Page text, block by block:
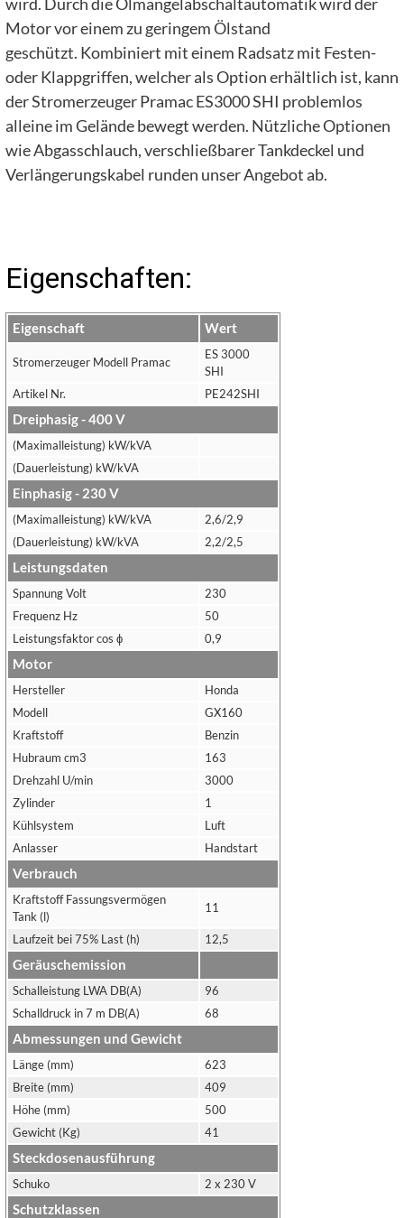
Motor vor einem zu geringem Ölstand
geschützt. Kombiniert mit einem Radsatz mit Festen-
oder Klappgriffen, welcher als Option erhältlich ist, kann
der Stromerzeuger Pramac ES3000 SHI problemlos
alleine im Gelände bewegt werden. Nützliche Optionen
wie Abgasschlauch, verschließbarer Tankdeckel und
Verlängerungskabel runden unser Angebot ab.
Eigenschaften:
Eigenschaft Wert
Stromerzeuger Modell Pramac
ES 3000
SHI
Artikel Nr.
PE242SHI
Dreiphasig - 400 V
(Maximalleistung) kW/kVA
(Dauerleistung) kW/kVA
Einphasig - 230 V
(Maximalleistung) kW/kVA
2,6/2,9
(Dauerleistung) kW/kVA
2,2/2,5
Leistungsdaten
Spannung Volt
230
Frequenz Hz
50
Leistungsfaktor cos ϕ
0,9
Motor
Hersteller
Honda
Modell
GX160
Kraftstoff
Benzin
Hubraum cm3
163
Drehzahl U/min
3000
Zylinder
1
Kühlsystem
Luft
Anlasser
Handstart
Verbrauch
Kraftstoff Fassungsvermögen
Tank (l)
11
Laufzeit bei 75% Last (h) 12,5
Geräuschemission
Schalleistung LWA DB(A)
96
Schalldruck in 7 m DB(A)
68
Abmessungen und Gewicht
Länge (mm)
623
Breite (mm)
409
Höhe (mm)
500
Gewicht (Kg)
41
Steckdosenausführung
Schuko 2 x 230 V
Schutzklassen